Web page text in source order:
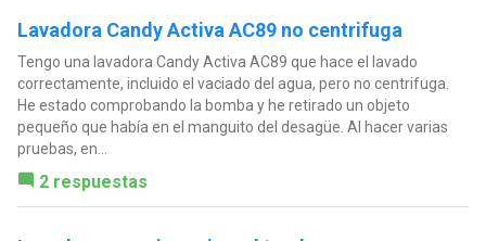
Lavadora Candy Activa AC89 no centrifuga
Tengo una lavadora Candy Activa AC89 que hace el lavado
correctamente, incluido el vaciado del agua, pero no centrifuga.
He estado comprobando la bomba y he retirado un objeto
pequeño que había en el manguito del desagüe. Al hacer varias
pruebas, en...
2 respuestas